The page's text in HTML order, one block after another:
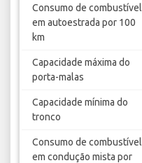
Consumo de combustível
em autoestrada por 100
km
Capacidade máxima do
porta-malas
Capacidade mínima do
tronco
Consumo de combustível
em condução mista por